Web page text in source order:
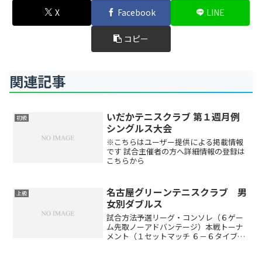
X Facebook LINE
コピー
関連記事
初級
いだかテニスクラブ 第１週月例
シングルス大会
※こちらはユーザー提供による掲載情報
です 試合主催者の方へ詳細情報の登録は
こちらから
上級
名古屋グリーンテニスクラブ 男
女別ダブルス
試合方法予選リーグ・コンソレ（６ゲー
ム先取ノーアドバンテージ）本戦トーナ
メント（１セットマッチ ６－６タイブレ